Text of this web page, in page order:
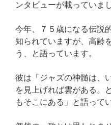
ンタビューが載っていま
今年、７５歳になる伝説
知られていますが、高齢
う、と語っています。
彼は「ジャズの神髄は、
を見上げれば雲がある。
もそこにある」と語って